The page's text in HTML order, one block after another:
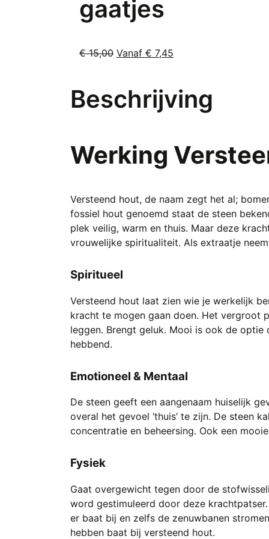
kan
gekozen
op
gaatjes
€15,00 Oorspronkelijke
€ 15,00.
Vanaf € 7,45
Vanaf
€ 7,45.
heeft
meerdere
optie
kan
worden
op
de
productpagina
Beschrijving
Werking
Versteend hout, de naam zegt het al;
fossiel hout genoemd staat de steen
plek veilig, warm en thuis. Maar deze
vrouwelijke spiritualiteit. Als extraatje
Spiritueel
Versteend hout laat zien wie je werkelijk
kracht te mogen gaan doen. Het vergroot
leggen. Brengt geluk. Mooi is ook de
hebbend.
Emotioneel & Mentaal
De steen geeft een aangenaam huiselijk
overal het gevoel ‘thuis’ te zijn. De steen
concentratie en beheersing. Ook een
Fysiek
Gaat overgewicht tegen door de
word gestimuleerd door deze
er baat bij en zelfs de zenuwbanen
hebben baat bij versteend hout.